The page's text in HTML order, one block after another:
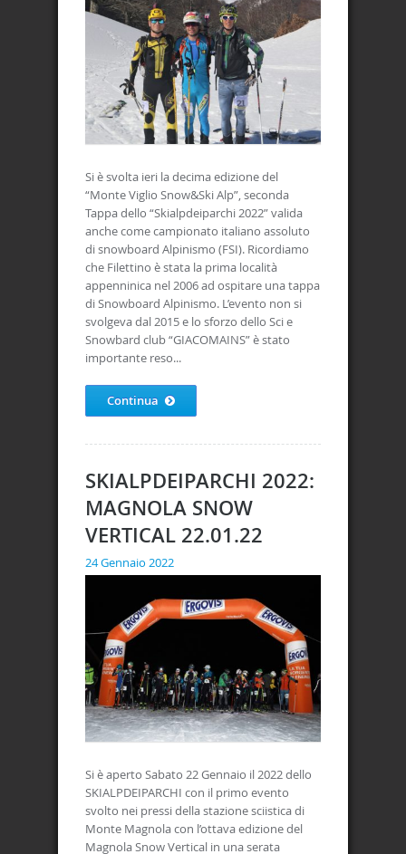
Si è svolta ieri la decima edizione del
“Monte Viglio Snow&Ski Alp”, seconda
Tappa dello “Skialpdeiparchi 2022” valida
anche come campionato italiano assoluto
di snowboard Alpinismo (FSI). Ricordiamo
che Filettino è stata la prima località
appenninica nel 2006 ad ospitare una tappa
di Snowboard Alpinismo. L’evento non si
svolgeva dal 2015 e lo sforzo dello Sci e
Snowbard club “GIACOMAINS” è stato
importante reso...
Continua
SKIALPDEIPARCHI 2022:
MAGNOLA SNOW
VERTICAL 22.01.22
24 Gennaio 2022
Si è aperto Sabato 22 Gennaio il 2022 dello
SKIALPDEIPARCHI con il primo evento
svolto nei pressi della stazione sciistica di
Monte Magnola con l’ottava edizione del
Magnola Snow Vertical in una serata